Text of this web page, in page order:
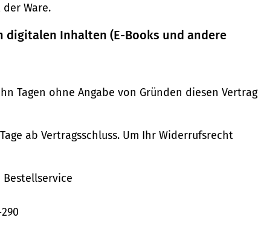
Ware.
digitalen Inhalten (E-Books und andere
Tagen ohne Angabe von Gründen diesen Vertrag
ab Vertragsschluss. Um Ihr Widerrufsrecht
Bestellservice